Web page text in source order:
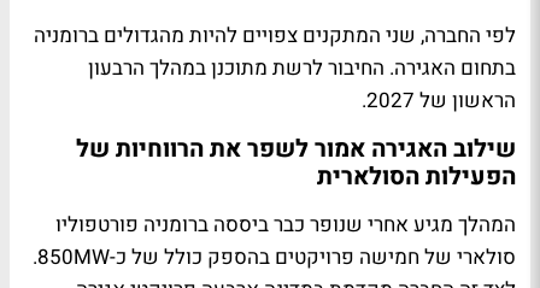
לפי החברה, שני המתקנים צפויים להיות מהגדולים ברומניה
בתחום האגירה. החיבור לרשת מתוכנן במהלך הרבעון
הראשון של 2027.
שילוב האגירה אמור לשפר את הרווחיות של
הפעילות הסולארית
המהלך מגיע אחרי שנופר כבר ביססה ברומניה פורטפוליו
סולארי של חמישה פרויקטים בהספק כולל של כ-850MW.